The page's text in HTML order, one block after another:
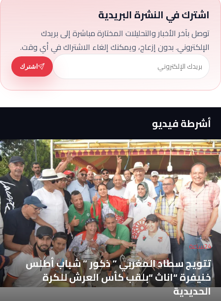
اشترك في النشرة البريدية
توصل بآخر الأخبار والتحليلات المختارة مباشرة إلى بريدك
الإلكتروني. بدون إزعاج، ويمكنك إلغاء الاشتراك في أي وقت.
اشترك
أشرطة فيديو
24ساعة
تتويج سطاد المغربي ” ذكور ” شباب أطلس
خنيفرة “اناث “بلقب كأس العرش للكرة
الحديدية